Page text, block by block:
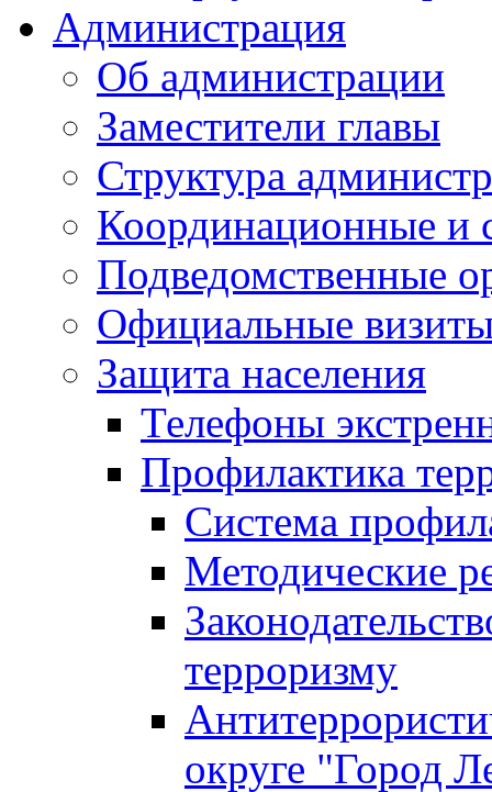
Администрация
Об администрации
Заместители главы
Структура
Координационные и
Подведомственные
Официальные
Защита населения
Телефоны
Профилактика
Система
Методические
терроризму
округе "Город